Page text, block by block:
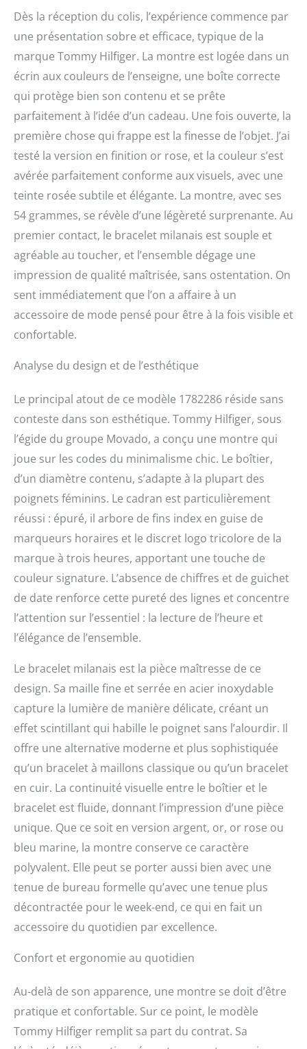
boîtier, la couronne et la
glace restent intacts.
Dès la réception du colis, l’expérience commence par
une présentation sobre et efficace, typique de la
marque Tommy Hilfiger. La montre est logée dans un
écrin aux couleurs de l’enseigne, une boîte correcte
qui protège bien son contenu et se prête
parfaitement à l’idée d’un cadeau. Une fois ouverte, la
première chose qui frappe est la finesse de l’objet. J’ai
testé la version en finition or rose, et la couleur s’est
avérée parfaitement conforme aux visuels, avec une
teinte rosée subtile et élégante. La montre, avec ses
54 grammes, se révèle d’une légèreté surprenante. Au
premier contact, le bracelet milanais est souple et
agréable au toucher, et l’ensemble dégage une
impression de qualité maîtrisée, sans ostentation. On
sent immédiatement que l’on a affaire à un
accessoire de mode pensé pour être à la fois visible et
confortable.
Analyse du design et de l’esthétique
Le principal atout de ce modèle 1782286 réside sans
conteste dans son esthétique. Tommy Hilfiger, sous
l’égide du groupe Movado, a conçu une montre qui
joue sur les codes du minimalisme chic. Le boîtier,
d’un diamètre contenu, s’adapte à la plupart des
poignets féminins. Le cadran est particulièrement
réussi : épuré, il arbore de fins index en guise de
marqueurs horaires et le discret logo tricolore de la
marque à trois heures, apportant une touche de
couleur signature. L’absence de chiffres et de guichet
de date renforce cette pureté des lignes et concentre
l’attention sur l’essentiel : la lecture de l’heure et
l’élégance de l’ensemble.
Le bracelet milanais est la pièce maîtresse de ce
design. Sa maille fine et serrée en acier inoxydable
capture la lumière de manière délicate, créant un
effet scintillant qui habille le poignet sans l’alourdir. Il
offre une alternative moderne et plus sophistiquée
qu’un bracelet à maillons classique ou qu’un bracelet
en cuir. La continuité visuelle entre le boîtier et le
bracelet est fluide, donnant l’impression d’une pièce
unique. Que ce soit en version argent, or, or rose ou
bleu marine, la montre conserve ce caractère
polyvalent. Elle peut se porter aussi bien avec une
tenue de bureau formelle qu’avec une tenue plus
décontractée pour le week-end, ce qui en fait un
accessoire du quotidien par excellence.
Confort et ergonomie au quotidien
Au-delà de son apparence, une montre se doit d’être
pratique et confortable. Sur ce point, le modèle
Tommy Hilfiger remplit sa part du contrat. Sa